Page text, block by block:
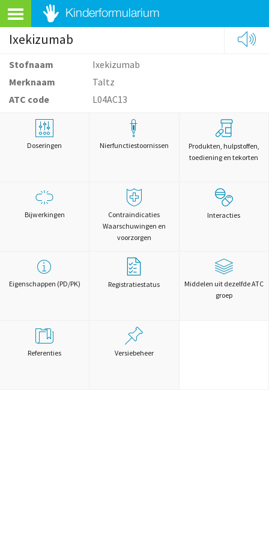
Ixekizumab
Stofnaam
Ixekizumab
Merknaam
Taltz
ATC code
L04AC13
Doseringen Nierfunctiestoornissen
Produkten, hulpstoffen,
toediening en tekorten
Bijwerkingen
Contraindicaties
Waarschuwingen en
voorzorgen
Interacties
Eigenschappen (PD/PK) Registratiestatus
Middelen uit dezelfde ATC
groep
Referenties Versiebeheer